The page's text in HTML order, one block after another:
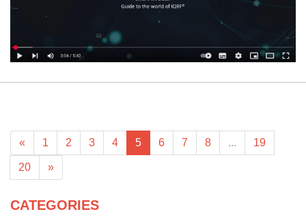
« 1 2 3 4 5 6 7 8 ... 19
20 »
CATEGORIES